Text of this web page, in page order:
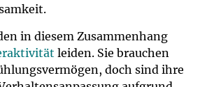
in diesem Zusammenhang
leiden. Sie brauchen
doch sind ihre